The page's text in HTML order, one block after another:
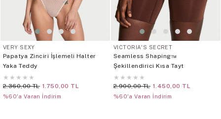
VERY SEXY
Papatya Zinciri İşlemeli Halter
Yaka Teddy
★ ★ ★ ★ ★
2.360,00 TL 1.750,00 TL
%60'a Varan İndirim
VICTORIA'S SECRET
Seamless Shaping™
Şekillendirici Kısa Tayt
★ ★ ★ ★ ★
2.900,00 TL 1.450,00 TL
%60'a Varan İndirim